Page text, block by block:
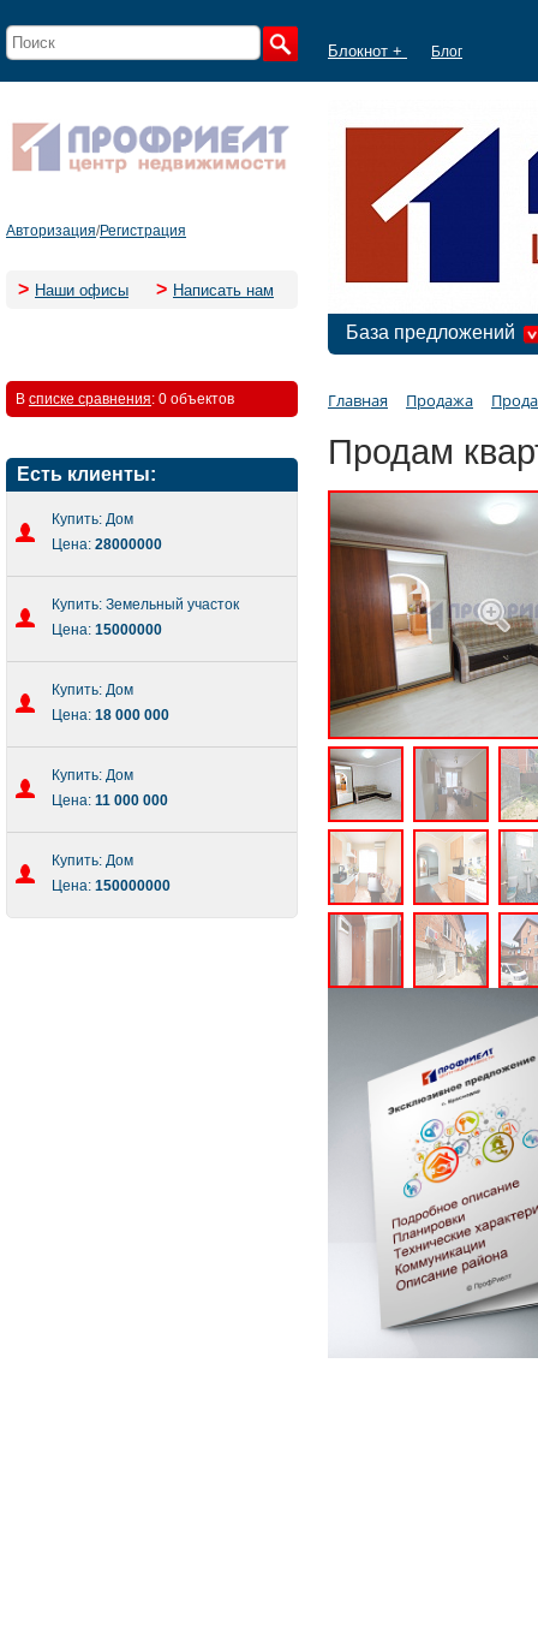
Блокнот + Блог
Авторизация/Регистрация
> Наши офисы > Написать нам
База предложений
В списке сравнения: 0 объектов
Есть клиенты:
Купить: Дом
Цена: 28000000
Купить: Земельный участок
Цена: 15000000
Купить: Дом
Цена: 18 000 000
Купить: Дом
Цена: 11 000 000
Купить: Дом
Цена: 150000000
Главная Продажа
Продам